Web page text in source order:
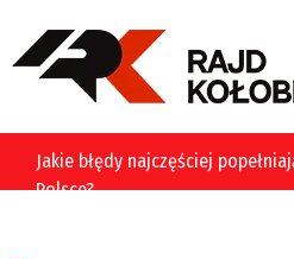
Jakie błędy najczęściej
Polsce?